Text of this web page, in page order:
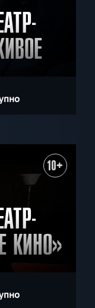
10+
КИНО»